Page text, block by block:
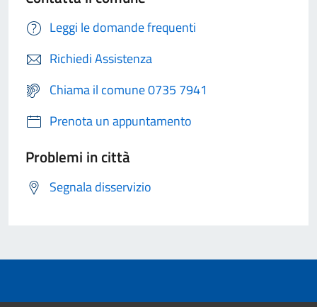
Leggi le domande frequenti
Richiedi Assistenza
Chiama il comune 0735 7941
Prenota un appuntamento
Problemi in città
Segnala disservizio